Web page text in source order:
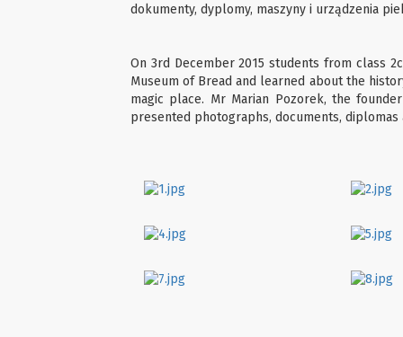
dokumenty, dyplomy, maszyny i urządzenia
On 3rd December 2015 students from class
Museum of Bread and learned about the
magic place. Mr Marian Pozorek, the
presented photographs, documents,